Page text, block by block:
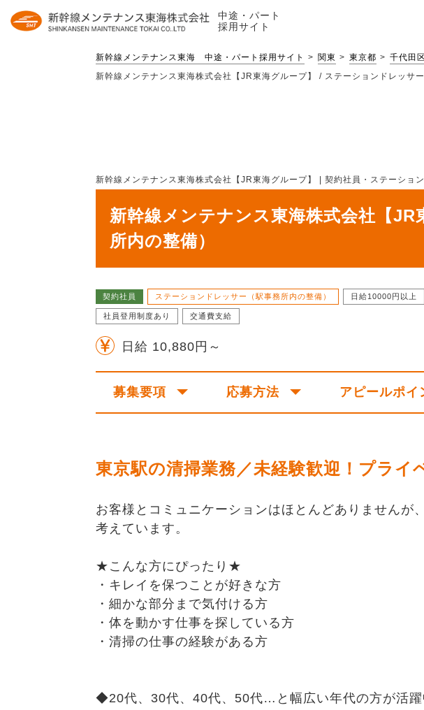
中途・パート
採用サイト
新幹線メンテナンス東海 中途・パート採用サイト 関東 東京都 千代田区
新幹線メンテナンス東海株式会社【JR東海グループ】 / ステーションドレッ
新幹線メンテナンス東海株式会社【JR東海グループ】 | 契約社員・ステーシ
新幹線メンテナンス東海株式会社【
所内の整備）
契約社員 ステーションドレッサー（駅事務所内の整備） 日給10000円以上
社員登用制度あり 交通費支給
日給 10,880円～
募集要項 応募方法 アピールポイ
東京駅の清掃業務／未経験歓迎！プラ
お客様とコミュニケーションはほとんどありません
考えています。
★こんな方にぴったり★
・キレイを保つことが好きな方
・細かな部分まで気付ける方
・体を動かす仕事を探している方
・清掃の仕事の経験がある方
◆20代、30代、40代、50代…と幅広い年代の方が活躍